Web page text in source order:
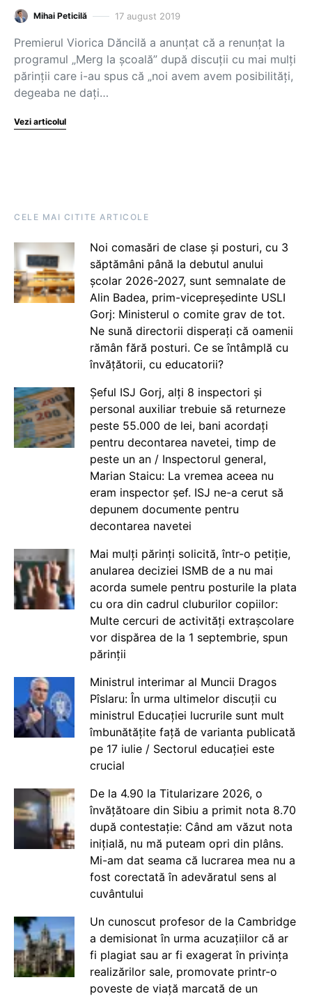
Mihai Peticilă 17 august 2019
Premierul Viorica Dăncilă a anunțat că a renunțat la
programul „Merg la școală” după discuții cu mai mulți
părinții care i-au spus că „noi avem avem posibilități,
degeaba ne dați…
Vezi articolul
CELE MAI CITITE ARTICOLE
Noi comasări de clase și posturi, cu 3
săptămâni până la debutul anului
școlar 2026-2027, sunt semnalate de
Alin Badea, prim-vicepreședinte USLI
Gorj: Ministerul o comite grav de tot.
Ne sună directorii disperați că oamenii
rămân fără posturi. Ce se întâmplă cu
învățătorii, cu educatorii?
Șeful ISJ Gorj, alți 8 inspectori și
personal auxiliar trebuie să returneze
peste 55.000 de lei, bani acordați
pentru decontarea navetei, timp de
peste un an / Inspectorul general,
Marian Staicu: La vremea aceea nu
eram inspector șef. ISJ ne-a cerut să
depunem documente pentru
decontarea navetei
Mai mulți părinți solicită, într-o petiție,
anularea deciziei ISMB de a nu mai
acorda sumele pentru posturile la plata
cu ora din cadrul cluburilor copiilor:
Multe cercuri de activități extrașcolare
vor dispărea de la 1 septembrie, spun
părinții
Ministrul interimar al Muncii Dragos
Pîslaru: În urma ultimelor discuții cu
ministrul Educației lucrurile sunt mult
îmbunătățite față de varianta publicată
pe 17 iulie / Sectorul educației este
crucial
De la 4.90 la Titularizare 2026, o
învățătoare din Sibiu a primit nota 8.70
după contestație: Când am văzut nota
inițială, nu mă puteam opri din plâns.
Mi-am dat seama că lucrarea mea nu a
fost corectată în adevăratul sens al
cuvântului
Un cunoscut profesor de la Cambridge
a demisionat în urma acuzațiilor că ar
fi plagiat sau ar fi exagerat în privința
realizărilor sale, promovate printr-o
poveste de viață marcată de un